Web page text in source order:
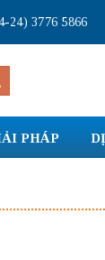
24) 3776 5866
PHÁP